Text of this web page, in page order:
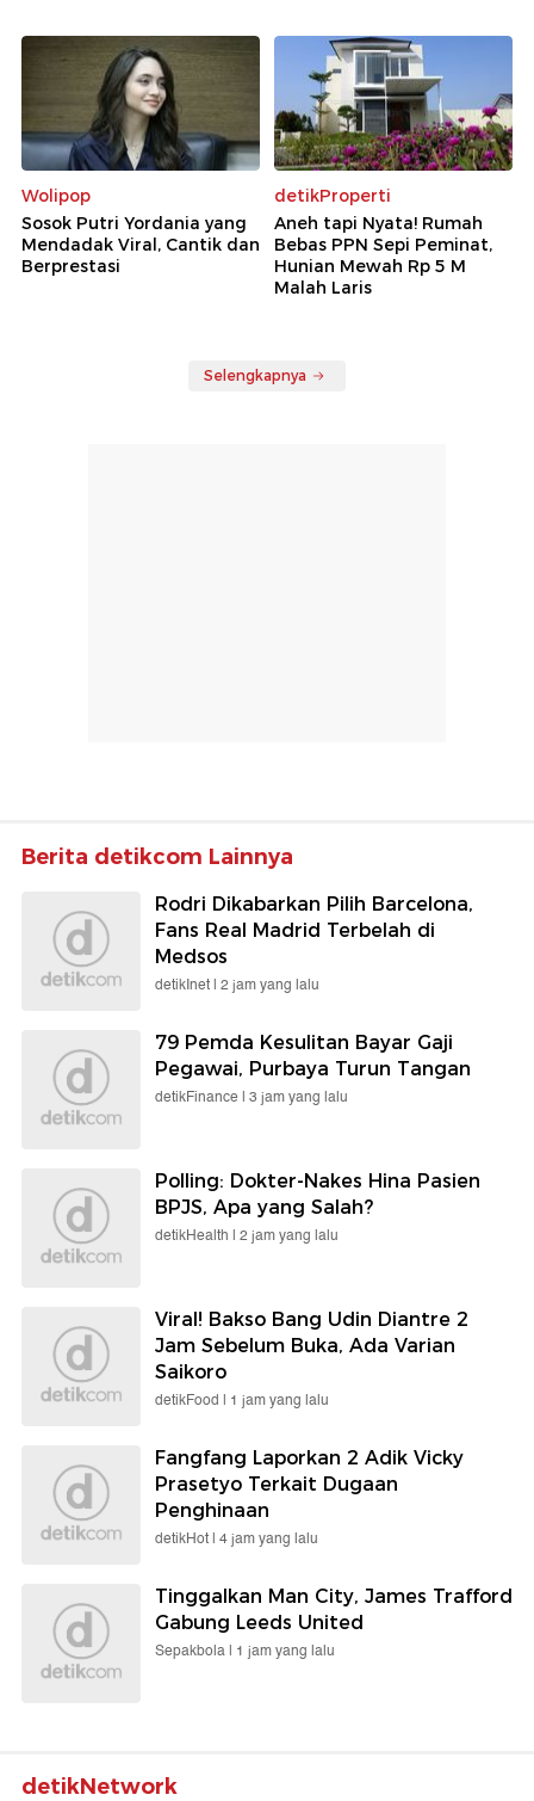
Wolipop
Sosok Putri Yordania yang
Mendadak Viral, Cantik dan
Berprestasi
detikProperti
Aneh tapi Nyata! Rumah
Bebas PPN Sepi Peminat,
Hunian Mewah Rp 5 M
Malah Laris
Selengkapnya
Berita detikcom Lainnya
Rodri Dikabarkan Pilih Barcelona,
Fans Real Madrid Terbelah di
Medsos
detikInet | 2 jam yang lalu
79 Pemda Kesulitan Bayar Gaji
Pegawai, Purbaya Turun Tangan
detikFinance | 3 jam yang lalu
Polling: Dokter-Nakes Hina Pasien
BPJS, Apa yang Salah?
detikHealth | 2 jam yang lalu
Viral! Bakso Bang Udin Diantre 2
Jam Sebelum Buka, Ada Varian
Saikoro
detikFood | 1 jam yang lalu
Fangfang Laporkan 2 Adik Vicky
Prasetyo Terkait Dugaan
Penghinaan
detikHot | 4 jam yang lalu
Tinggalkan Man City, James Trafford
Gabung Leeds United
Sepakbola | 1 jam yang lalu
detikNetwork